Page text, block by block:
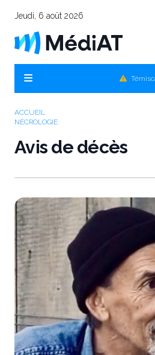
Jeudi, 6 août 2026
ACCUEIL
NÉCROLOGIE
Avis de décès